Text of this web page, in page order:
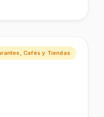
Cafés y Tiendas